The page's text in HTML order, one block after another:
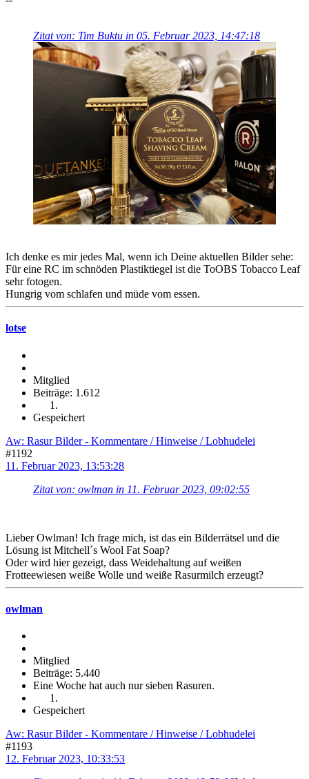
Zitat von: Tim Buktu in 05. Februar 2023, 14:47:18
Ich denke es mir jedes Mal, wenn ich Deine aktuellen Bilder sehe:
Für eine RC im schnöden Plastiktiegel ist die ToOBS Tobacco Leaf
sehr fotogen.
Hungrig vom schlafen und müde vom essen.
lotse
Mitglied
Beiträge: 1.612
Gespeichert
Aw: Rasur Bilder - Kommentare / Hinweise / Lobhudelei
#1192
11. Februar 2023, 13:53:28
Zitat von: owlman in 11. Februar 2023, 09:02:55
Lieber Owlman! Ich frage mich, ist das ein Bilderrätsel und die
Lösung ist Mitchell´s Wool Fat Soap?
Oder wird hier gezeigt, dass Weidehaltung auf weißen
Frotteewiesen weiße Wolle und weiße Rasurmilch erzeugt?
owlman
Mitglied
Beiträge: 5.440
Eine Woche hat auch nur sieben Rasuren.
Gespeichert
Aw: Rasur Bilder - Kommentare / Hinweise / Lobhudelei
#1193
12. Februar 2023, 10:33:53